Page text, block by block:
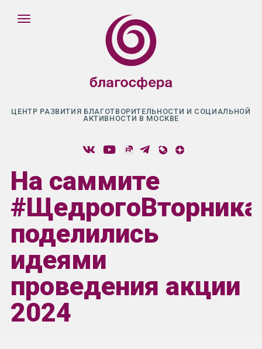
ЦЕНТР РАЗВИТИЯ БЛАГОТВОРИТЕЛЬНОСТИ И СОЦИАЛЬНОЙ
АКТИВНОСТИ В МОСКВЕ
На саммите
#ЩедрогоВторника
поделились
идеями
проведения акции
2024